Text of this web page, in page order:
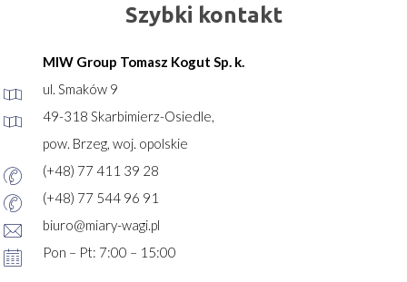
Szybki kontakt
MIW Group Tomasz Kogut Sp. k.
ul. Smaków 9
49-318 Skarbimierz-Osiedle,
pow. Brzeg, woj. opolskie
(+48) 77 411 39 28
(+48) 77 544 96 91
biuro@miary-wagi.pl
Pon – Pt: 7:00 – 15:00